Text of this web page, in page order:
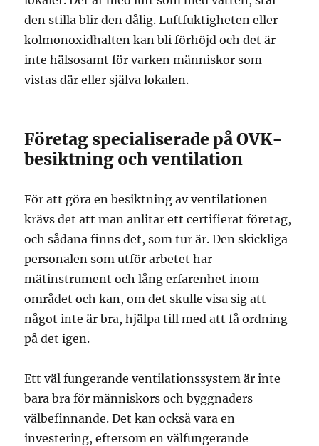
den stilla blir den dålig. Luftfuktigheten eller
kolmonoxidhalten kan bli förhöjd och det är
inte hälsosamt för varken människor som
vistas där eller själva lokalen.
Företag specialiserade på OVK-
besiktning och ventilation
För att göra en besiktning av ventilationen
krävs det att man anlitar ett certifierat företag,
och sådana finns det, som tur är. Den skickliga
personalen som utför arbetet har
mätinstrument och lång erfarenhet inom
området och kan, om det skulle visa sig att
något inte är bra, hjälpa till med att få ordning
på det igen.
Ett väl fungerande ventilationssystem är inte
bara bra för människors och byggnaders
välbefinnande. Det kan också vara en
investering, eftersom en välfungerande